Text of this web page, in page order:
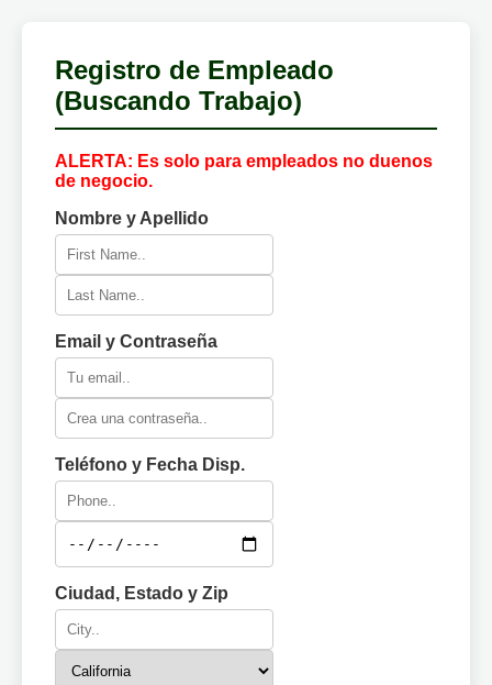
Registro de Empleado
(Buscando Trabajo)
ALERTA: Es solo para empleados no duenos
de negocio.
Nombre y Apellido
Email y Contraseña
Teléfono y Fecha Disp.
Ciudad, Estado y Zip